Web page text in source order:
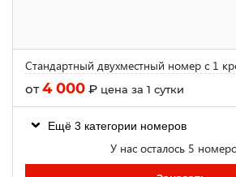
Стандартный двухместный номер с 1
от4 000 ₽ цена за 1 сутки
Ещё 3 категории номеров
У нас осталось 5